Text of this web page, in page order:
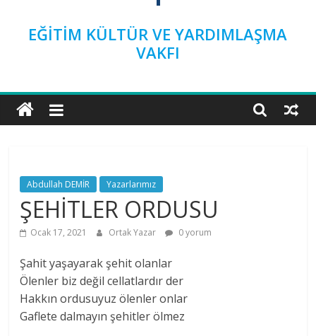
Hikmet
ve
Hikmet
EĞİTİM KÜLTÜR VE YARDIMLAŞMA
VAKFI
Abdullah DEMİR Yazarlarımız
ŞEHİTLER ORDUSU
Ocak 17, 2021 Ortak Yazar 0 yorum
Şahit yaşayarak şehit olanlar
Ölenler biz değil cellatlardır der
Hakkın ordusuyuz ölenler onlar
Gaflete dalmayın şehitler ölmez